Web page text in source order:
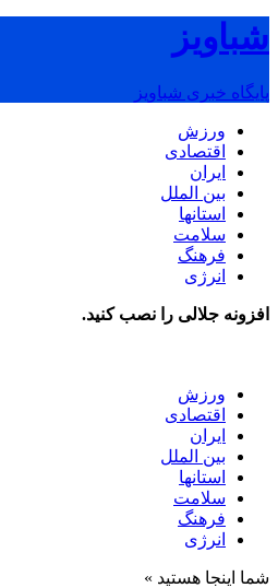
شباویز
پایگاه خبری شباویز
ورزش
اقتصادی
ایران
بین الملل
استانها
سلامت
فرهنگ
انرژی
افزونه جلالی را نصب کنید.
ورزش
اقتصادی
ایران
بین الملل
استانها
سلامت
فرهنگ
انرژی
شما اینجا هستید »